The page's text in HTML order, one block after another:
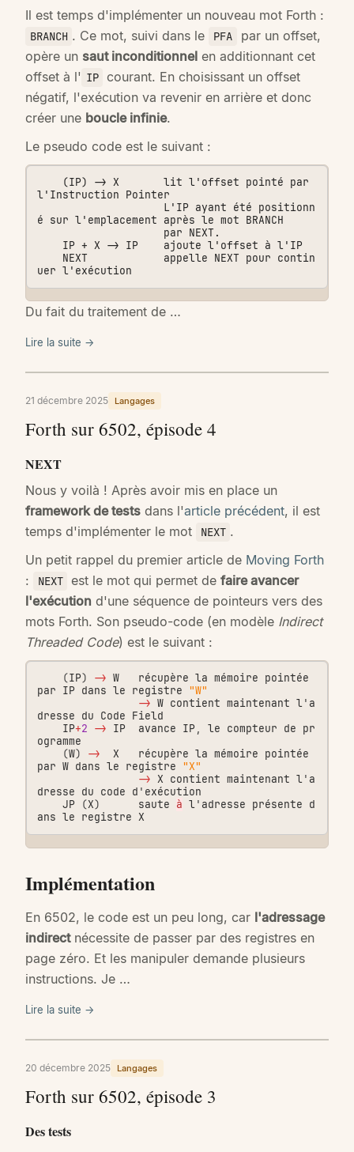
Il est temps d'implémenter un nouveau mot Forth :
BRANCH . Ce mot, suivi dans le PFA
par un offset,
opère un saut inconditionnel en additionnant cet
offset à l' IP courant. En choisissant un offset
négatif, l'exécution va revenir en arrière et donc
créer une boucle infinie.
Le pseudo code est le suivant :
l'Instruction Pointer
é sur l'emplacement après le mot BRANCH
Du fait du traitement de …
Lire la suite →
21 décembre 2025 Langages
Forth sur 6502, épisode 4
NEXT
Nous y voilà ! Après avoir mis en place un
framework de tests dans l'article précédent, il est
temps d'implémenter le mot
NEXT .
Un petit rappel du premier article de Moving Forth
:
NEXT est le mot qui permet defaire avancer
l'exécution d'une séquence de pointeurs vers des
mots Forth. Son pseudo-code (en modèle Indirect
Threaded Code) est le suivant :
(IP) -> W récupère la mémoire pointée
par IP dans le registre "W"
-> W contient maintenant l' a
dresse du Code Field
IP+2 -> IP avance IP , le compteur de pr
ogramme
(W) -> X récupère la mémoire pointée
par W dans le registre "X"
-> X contient maintenant l' a
dresse du code d ' exécution
JP
(X) saute à l' adresse présente d
ans le registre X
Implémentation
En 6502, le code est un peu long, car l'adressage
indirectnécessite de passer par des registres en
page zéro. Et les manipuler demande plusieurs
instructions. Je …
Lire la suite →
20 décembre 2025 Langages
Forth sur 6502, épisode 3
Des tests